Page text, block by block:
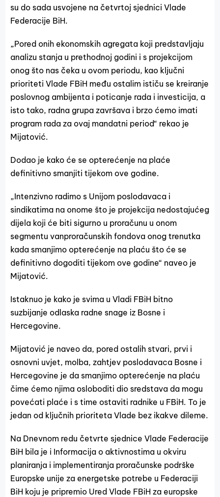
su do sada usvojene na četvrtoj sjednici Vlade
Federacije BiH.
„Pored onih ekonomskih agregata koji predstavljaju
analizu stanja u prethodnoj godini i s projekcijom
onog što nas čeka u ovom periodu, kao ključni
prioriteti Vlade FBiH među ostalim ističu se kreiranje
poslovnog ambijenta i poticanje rada i investicija, a
isto tako, radna grupa završava i brzo ćemo imati
program rada za ovaj mandatni period“ rekao je
Mijatović.
Dodao je kako će se opterećenje na plaće
definitivno smanjiti tijekom ove godine.
„Intenzivno radimo s Unijom poslodavaca i
sindikatima na onome što je projekcija nedostajućeg
dijela koji će biti sigurno u proračunu u onom
segmentu vanproračunskih fondova onog trenutka
kada smanjimo opterećenje na plaću što će se
definitivno dogoditi tijekom ove godine“ naveo je
Mijatović.
Istaknuo je kako je svima u Vladi FBiH bitno
suzbijanje odlaska radne snage iz Bosne i
Hercegovine.
Mijatović je naveo da, pored ostalih stvari, prvi i
osnovni uvjet, molba, zahtjev poslodavaca Bosne i
Hercegovine je da smanjimo opterećenje na plaću
čime ćemo njima osloboditi dio sredstava da mogu
povećati plaće i s time ostaviti radnike u FBiH. To je
jedan od ključnih prioriteta Vlade bez ikakve dileme.
Na Dnevnom redu četvrte sjednice Vlade Federacije
BiH bila je i Informacija o aktivnostima u okviru
planiranja i implementiranja proračunske podrške
Europske unije za energetske potrebe u Federaciji
BiH koju je pripremio Ured Vlade FBiH za europske